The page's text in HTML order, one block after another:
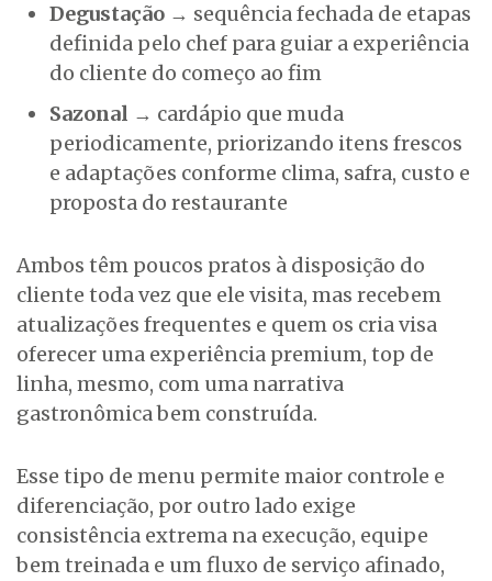
Degustação → sequência fechada de etapas
definida pelo chef para guiar a experiência
do cliente do começo ao fim
Sazonal → cardápio que muda
periodicamente, priorizando itens frescos
e adaptações conforme clima, safra, custo e
proposta do restaurante
Ambos têm poucos pratos à disposição do
cliente toda vez que ele visita, mas recebem
atualizações frequentes e quem os cria visa
oferecer uma experiência premium, top de
linha, mesmo, com uma narrativa
gastronômica bem construída.
Esse tipo de menu permite maior controle e
diferenciação, por outro lado exige
consistência extrema na execução, equipe
bem treinada e um fluxo de serviço afinado,